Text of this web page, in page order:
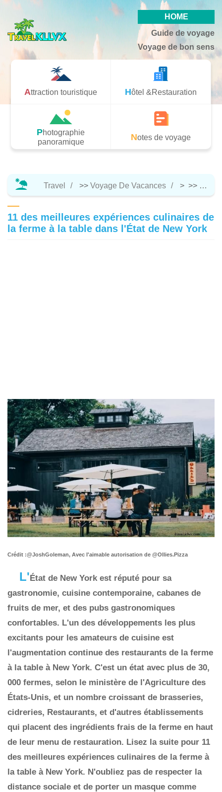
HOME
Guide de voyage
Voyage de bon sens
Attraction touristique Hôtel &Restauration
Photographie
panoramique
Notes de voyage
Travel >> Voyage De Vacances > >>
11 des meilleures expériences culinaires de
la ferme à la table dans l'État de New York
Crédit :@JoshGoleman, Avec l'aimable autorisation de @Ollies.Pizza
L'État de New York est réputé pour sa
gastronomie, cuisine contemporaine, cabanes de
fruits de mer, et des pubs gastronomiques
confortables. L'un des développements les plus
excitants pour les amateurs de cuisine est
l'augmentation continue des restaurants de la ferme
à la table à New York. C'est un état avec plus de 30,
000 fermes, selon le ministère de l'Agriculture des
États-Unis, et un nombre croissant de brasseries,
cidreries, Restaurants, et d'autres établissements
qui placent des ingrédients frais de la ferme en haut
de leur menu de restauration. Lisez la suite pour 11
des meilleures expériences culinaires de la ferme à
la table à New York. N'oubliez pas de respecter la
distance sociale et de porter un masque comme